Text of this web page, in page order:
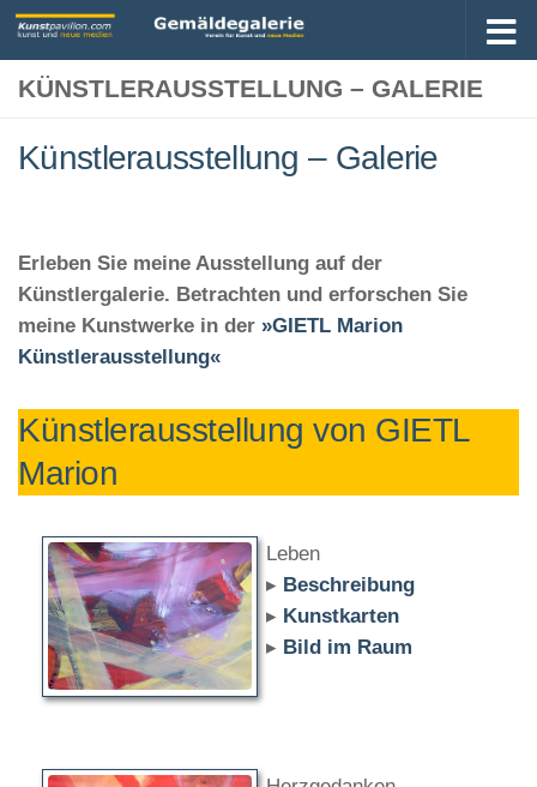
KÜNSTLERAUSSTELLUNG – GALERIE
Künstlerausstellung – Galerie
Erleben Sie meine Ausstellung auf der
Künstlergalerie. Betrachten und erforschen Sie
meine Kunstwerke in der »GIETL Marion
Künstlerausstellung«
Künstlerausstellung von GIETL
Marion
Leben
▸ Beschreibung
▸ Kunstkarten
▸ Bild im Raum